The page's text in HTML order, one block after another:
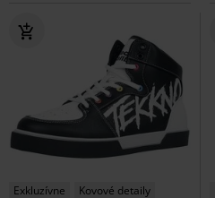
Exkluzívne
Kovové detaily